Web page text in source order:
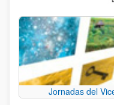
Jornadas del